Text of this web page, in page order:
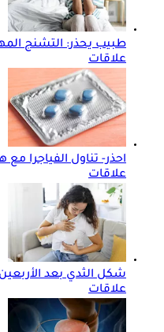
طبيب يحذر: التشنج
علاقات
احذر- تناول الفياجرا
علاقات
شكل الثدي بعد الأربعين.. 6 تغيرات تطرأ عليه عند
علاقات